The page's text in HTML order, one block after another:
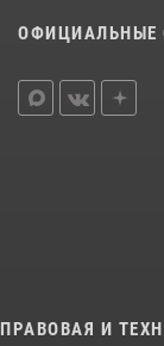
ОФИЦИАЛЬНЫЕ
ПРАВОВАЯ И